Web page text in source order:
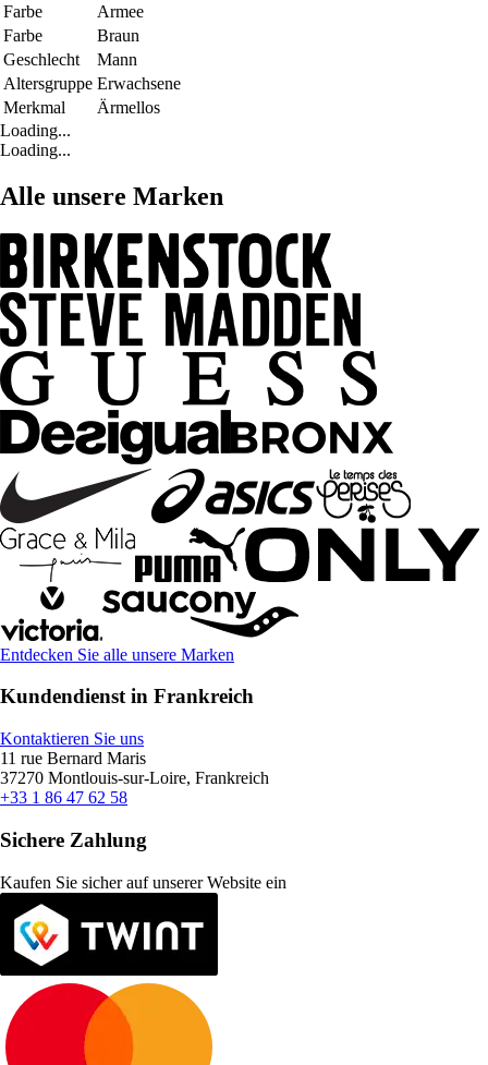
Farbe
Armee
Farbe
Braun
Geschlecht
Mann
Altersgruppe Erwachsene
Merkmal
Ärmellos
Loading...
Loading...
Alle unsere Marken
Entdecken Sie alle unsere Marken
Kundendienst in Frankreich
Kontaktieren Sie uns
11 rue Bernard Maris
37270 Montlouis-sur-Loire, Frankreich
+33 1 86 47 62 58
Sichere Zahlung
Kaufen Sie sicher auf unserer Website ein